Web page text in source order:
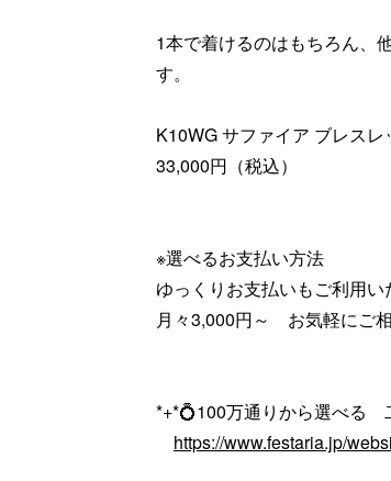
1本で着けるのはもちろん、
す。
K10WG サファイア ブレスレ
33,000円（税込）
※選べるお支払い方法
ゆっくりお支払いもご利用い
月々3,000円～ お気軽にご相
*+*💍100万通りから選べる
https://www.festaria.jp/